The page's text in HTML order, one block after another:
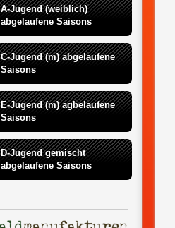
A-Jugend (weiblich)
abgelaufene Saisons
C-Jugend (m) abgelaufene
Saisons
E-Jugend (m) agbelaufene
Saisons
D-Jugend gemischt
abgelaufene Saisons